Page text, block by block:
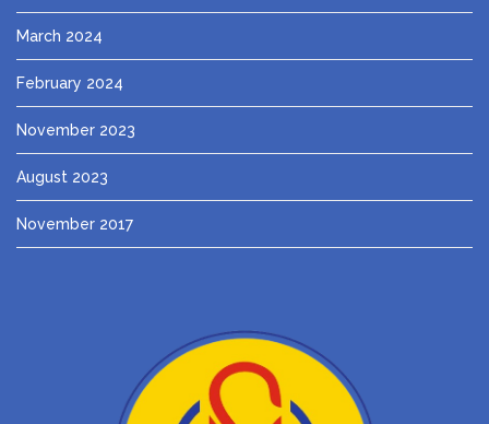
March 2024
February 2024
November 2023
August 2023
November 2017